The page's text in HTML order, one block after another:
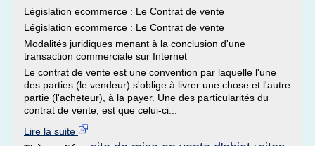
Législation ecommerce : Le Contrat de vente
Législation ecommerce : Le Contrat de vente
Modalités juridiques menant à la conclusion d'une
transaction commerciale sur Internet
Le contrat de vente est une convention par laquelle l'une
des parties (le vendeur) s'oblige à livrer une chose et l'autre
partie (l'acheteur), à la payer. Une des particularités du
contrat de vente, est que celui-ci...
Lire la suite